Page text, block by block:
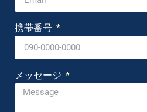
携帯番号
メッセージ